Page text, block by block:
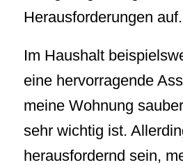
Herausforderungen auf.
Im Haushalt
eine hervorragende
meine Wohnung
sehr wichtig ist.
herausfordernd sein,